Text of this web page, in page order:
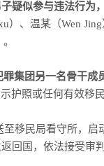
疑似参与违法行为
）、温某（Wen
罪集团另一名骨干
护照或任何有效移民
移民局看守所，启
回国，依法接受审